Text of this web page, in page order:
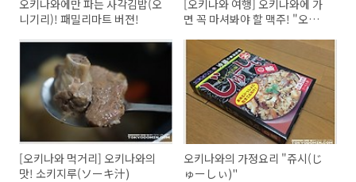
오키나와에만 파는 사각김밥(오
니기리)! 패밀리마트 버젼!
[오키나와 여행] 오키나와에 가
면 꼭 마셔봐야 할 맥주! "오리온
[오키나와 먹거리] 오키나와의
맛! 소키지루(ソーキ汁)
오키나와의 가정요리 "쥬시(じ
ゅーしぃ)"